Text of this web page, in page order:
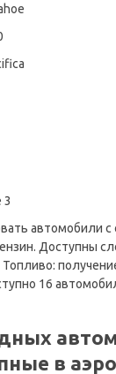
3
автомобили
Доступны
16
в